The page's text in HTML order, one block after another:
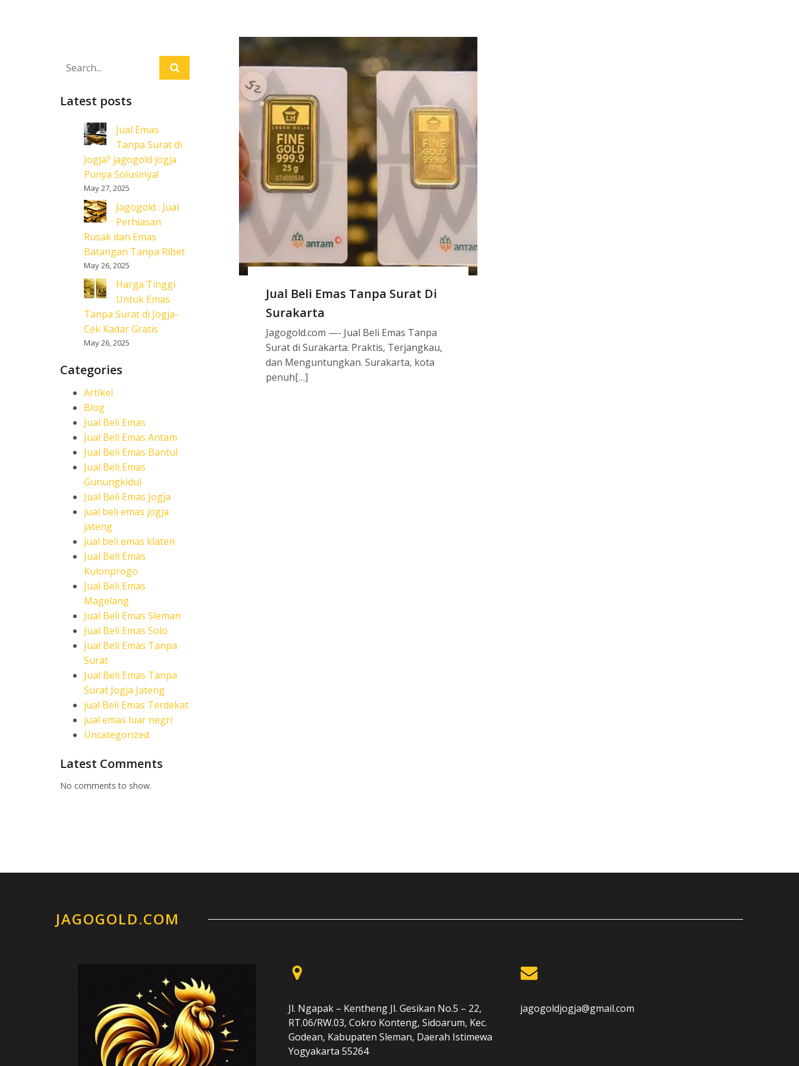
Latest posts
Jual Emas
Tanpa Surat di
Jogja? jagogold jogja
Punya Solusinya!
May 27, 2025
Jagogold : Jual
Perhiasan
Rusak dan Emas
Batangan Tanpa Ribet
May 26, 2025
Harga Tinggi
Untuk Emas
Tanpa Surat di Jogja-
Cek Kadar Gratis
May 26, 2025
Categories
Artikel
Blog
Jual Beli Emas
Jual Beli Emas Antam
Jual Beli Emas Bantul
Jual Beli Emas
Gunungkidul
Jual Beli Emas Jogja
jual beli emas jogja
jateng
jual beli emas klaten
Jual Beli Emas
Kulonprogo
Jual Beli Emas
Magelang
Jual Beli Emas Sleman
Jual Beli Emas Solo
Jual Beli Emas Tanpa
Surat
Jual Beli Emas Tanpa
Surat Jogja Jateng
jual Beli Emas Terdekat
jual emas luar negri
Uncategorized
Latest Comments
No comments to show.
Jual Beli Emas Tanpa Surat Di
Surakarta
Jagogold.com —- Jual Beli Emas Tanpa
Surat di Surakarta: Praktis, Terjangkau,
dan Menguntungkan. Surakarta, kota
penuh[…]
JAGOGOLD.COM
Jl. Ngapak – Kentheng Jl. Gesikan No.5 – 22,
RT.06/RW.03, Cokro Konteng, Sidoarum, Kec.
Godean, Kabupaten Sleman, Daerah Istimewa
Yogyakarta 55264
jagogoldjogja@gmail.com